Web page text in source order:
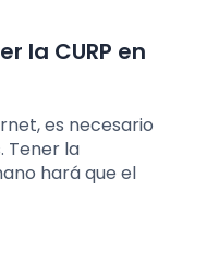
la CURP en
es necesario
Tener la
hará que el